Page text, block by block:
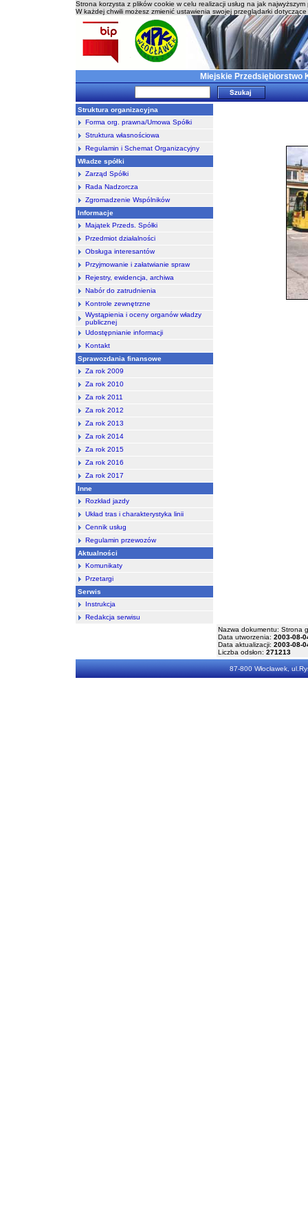
Strona korzysta z plików cookie w celu realizacji usług na jak
W każdej chwili możesz zmienić ustawienia swojej przeglądarki
Miejskie Przedsiębiorstwo
Struktura organizacyjna
Forma org. prawna/Umowa Spółki
Struktura własnościowa
Regulamin i Schemat Organizacyjny
Władze spółki
Zarząd Spółki
Rada Nadzorcza
Zgromadzenie Wspólników
Informacje
Majątek Przeds. Spółki
Przedmiot działalności
Obsługa interesantów
Przyjmowanie i załatwianie spraw
Rejestry, ewidencja, archiwa
Nabór do zatrudnienia
Kontrole zewnętrzne
Wystąpienia i oceny organów władzy
publicznej
Udostępnianie informacji
Kontakt
Sprawozdania finansowe
Za rok 2009
Za rok 2010
Za rok 2011
Za rok 2012
Za rok 2013
Za rok 2014
Za rok 2015
Za rok 2016
Za rok 2017
Inne
Rozkład jazdy
Układ tras i charakterystyka linii
Cennik usług
Regulamin przewozów
Aktualności
Komunikaty
Przetargi
Serwis
Instrukcja
Redakcja serwisu
Nazwa dokumentu: Strona
Data utworzenia: 2003-08-
Data aktualizacji: 2003-08-
Liczba odsłon: 271213
87-800 Włocławek,